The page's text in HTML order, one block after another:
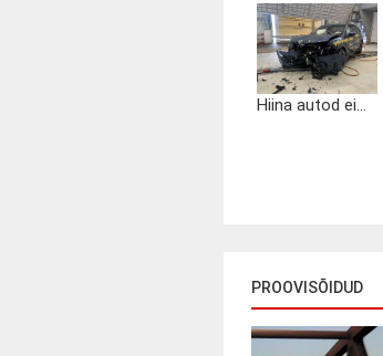
Hiina autod ei...
PROOVISÕIDUD